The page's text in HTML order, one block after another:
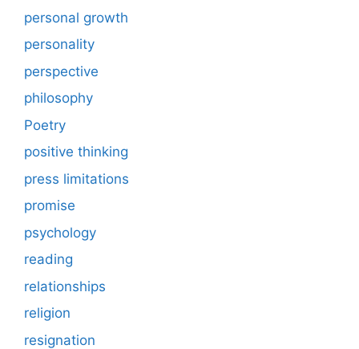
personal growth
personality
perspective
philosophy
Poetry
positive thinking
press limitations
promise
psychology
reading
relationships
religion
resignation